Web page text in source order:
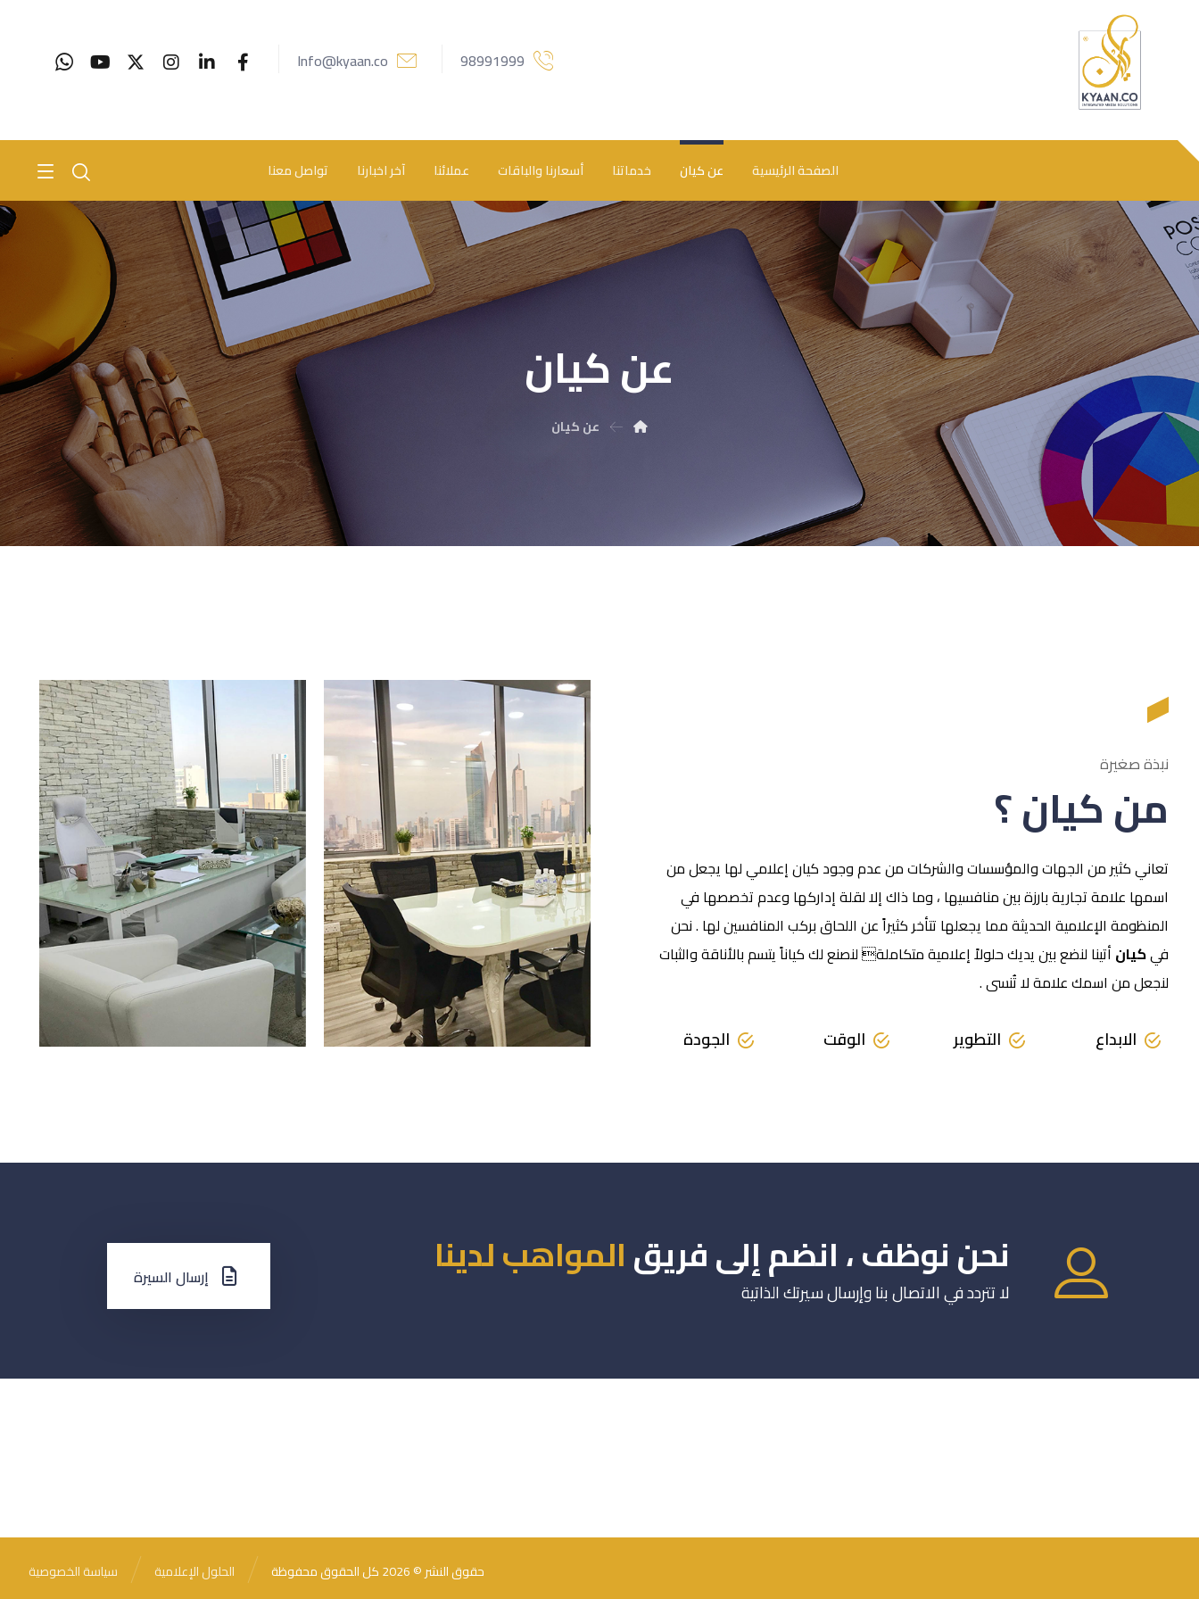
Info@kyaan.co 98991999
الصفحة الرئيسية عن كيان خدماتنا أسعارنا والباقات عملائنا آخر اخبارنا تواصل معنا
عن كيان
عن كيان
نبذة صغيرة
من كيان ؟
تعاني كثير من الجهات والمؤسسات والشركات من عدم وجود كيان إعلامي لها يجعل من
اسمها علامة تجارية بارزة بين منافسيها ، وما ذاك إلا لقلة إداركها وعدم تخصصها في
المنظومة الإعلامية الحديثة مما يجعلها تتأخر كثيراً عن اللحاق بركب المنافسين لها . نحن
فيكيان أتينا لنضع بين يديك حلولاً إعلامية متكاملة لنصنع لك كياناً يتسم بالأناقة والثبات
لنجعل من اسمك علامة لا تُنسى .
الجودة الوقت التطوير الابداع
نحن نوظف ، انضم إلى فريقالمواهب لدينا
لا تتردد في الاتصال بنا وإرسال سيرتك الذاتية
إرسال السيرة
سياسة الخصوصية الحلول الإعلامية حقوق النشر © 2026 كل الحقوق محفوظة